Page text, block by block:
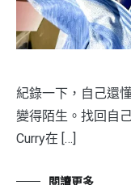
紀錄一下，自己還
變得陌生。找回自
Curry在 […]
閱讀更多